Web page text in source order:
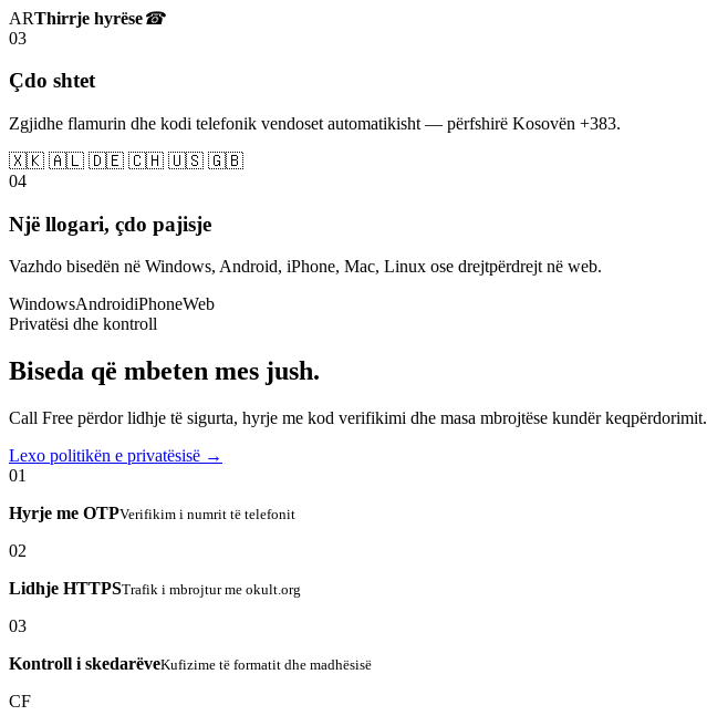
ARThirrje hyrëse☎
03
Çdo shtet
Zgjidhe flamurin dhe kodi telefonik vendoset automatikisht — përfshirë Kosovën +383.
🇽🇰 🇦🇱 🇩🇪 🇨🇭 🇺🇸 🇬🇧
04
Një llogari, çdo pajisje
Vazhdo bisedën në Windows, Android, iPhone, Mac, Linux ose drejtpërdrejt në web.
WindowsAndroidiPhoneWeb
Privatësi dhe kontroll
Biseda që mbeten mes jush.
Call Free përdor lidhje të sigurta, hyrje me kod verifikimi dhe masa mbrojtëse kundër keqpërdorimit.
Lexo politikën e privatësisë →
01
Hyrje me OTPVerifikim i numrit të telefonit
02
Lidhje HTTPSTrafik i mbrojtur me okult.org
03
Kontroll i skedarëveKufizime të formatit dhe madhësisë
CF